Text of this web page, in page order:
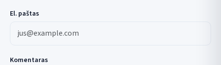
El. paštas
Komentaras